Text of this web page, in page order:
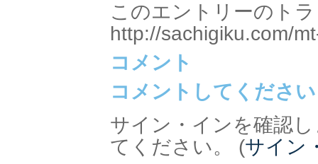
このエントリーのト
http://sachigiku.com/
コメント
コメントしてください
サイン・インを確認
てください。 (サイン